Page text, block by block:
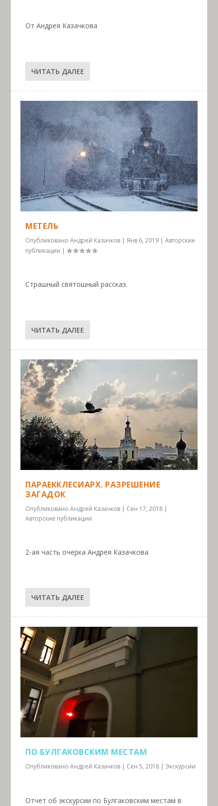
От Андрея Казачкова
ЧИТАТЬ ДАЛЕЕ
МЕТЕЛЬ
ОпубликованоАндрей Казачков |Янв 6, 2019 |Авторские
публикации |
Страшный святошный рассказ.
ЧИТАТЬ ДАЛЕЕ
ПАРАЕККЛЕСИАРХ. РАЗРЕШЕНИЕ
ЗАГАДОК
ОпубликованоАндрей Казачков | Сен 17, 2018 |
Авторские публикации
2-ая часть очерка Андрея Казачкова
ЧИТАТЬ ДАЛЕЕ
ПО БУЛГАКОВСКИМ МЕСТАМ
ОпубликованоАндрей Казачков | Сен 5, 2018 |Экскурсии
Отчет об экскурсии по Булгаковским местам в